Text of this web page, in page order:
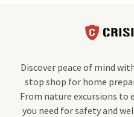
Discover peace of mind
stop shop for home
From nature excursions to
you need for safety and